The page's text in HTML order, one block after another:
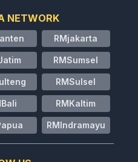
NETWORK
RMjakarta
RMSumsel
RMSulsel
RMKaltim
RMIndramayu